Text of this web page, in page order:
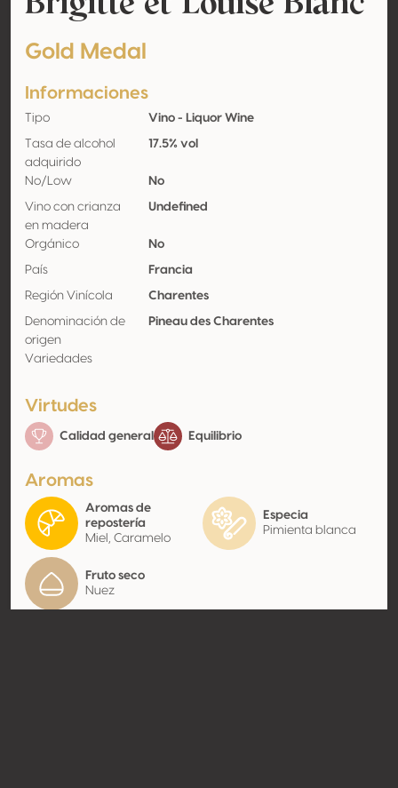
Gold Medal
Informaciones
Tipo Vino - Liquor Wine
Tasa de alcohol
adquirido
17.5% vol
No/Low No
Vino con crianza
en madera
Undefined
Orgánico No
País Francia
Región Vinícola Charentes
Denominación de
origen
Pineau des Charentes
Variedades
Virtudes
Calidad general Equilibrio
Aromas
Aromas de
repostería
Miel, Caramelo
Especia
Pimienta blanca
Fruto seco
Nuez